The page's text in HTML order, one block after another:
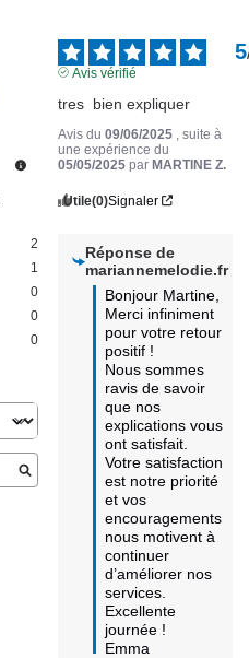
2
1
0
0
0
5
Avis vérifié
tres  bien expliquer
Avis du09/06/2025
, suite à
une expérience du
05/05/2025 parMARTINE Z.
Utile(0)Signaler
Réponse de
mariannemelodie.fr
Bonjour Martine,
Merci infiniment
pour votre retour
positif !
Nous sommes
ravis de savoir
que nos
explications vous
ont satisfait.
Votre satisfaction
est notre priorité
et vos
encouragements
nous motivent à
continuer
d’améliorer nos
services.
Excellente
journée !
Emma